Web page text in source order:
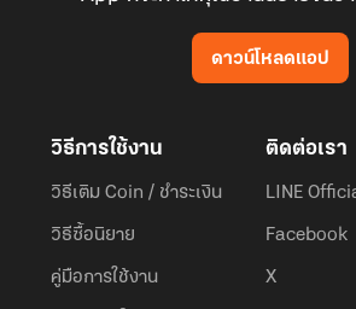
ดาวน์โหลดแอป
วิธีการใช้งาน
วิธีเติม Coin / ชำระเงิน
วิธีซื้อนิยาย
คู่มือการใช้งาน
ติดต่อเรา
LINE
Facebook
X